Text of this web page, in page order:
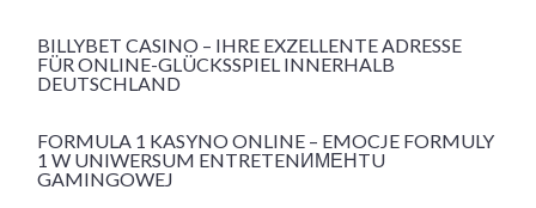
BILLYBET CASINO – IHRE EXZELLENTE ADRESSE
FÜR ONLINE-GLÜCKSSPIEL INNERHALB
DEUTSCHLAND
FORMULA 1 KASYNO ONLINE – EMOCJE FORMULY
1 W UNIWERSUM ENTRETENИМЕНTU
GAMINGOWEJ